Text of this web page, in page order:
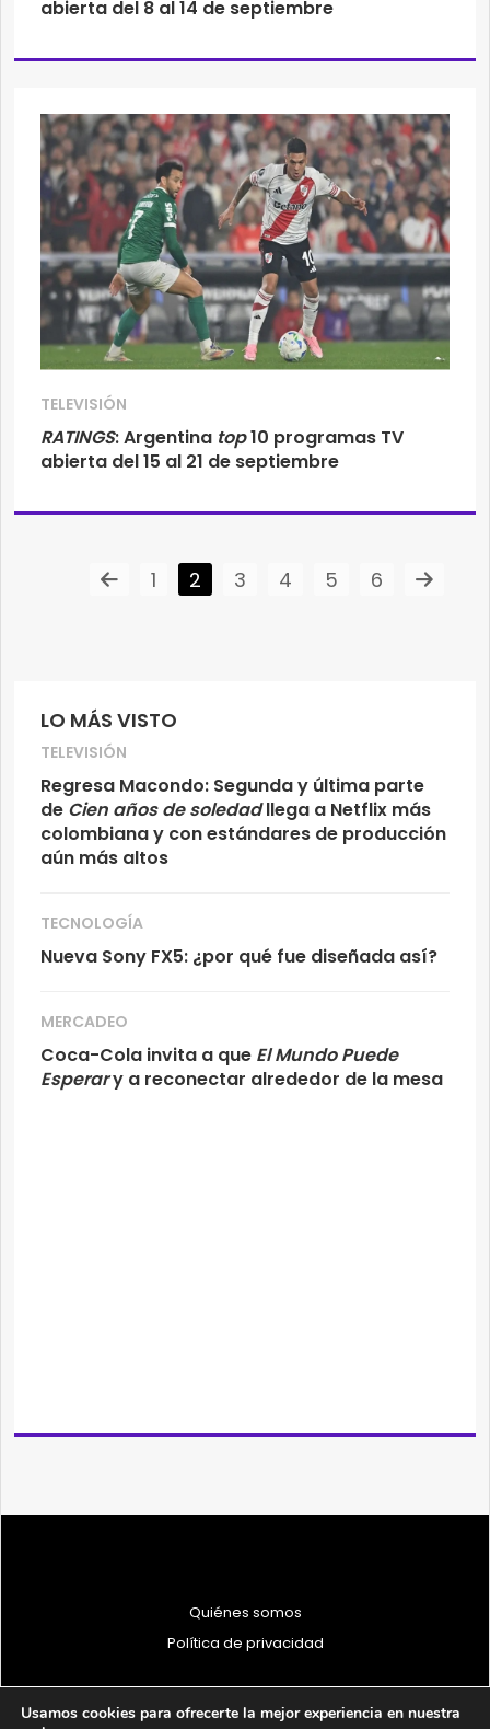
LO MÁS VISTO
TELEVISIÓN
Regresa Macondo: Segunda y última parte
de Cien años de soledadllega a Netflix más
colombiana y con estándares de producción
aún más altos
TECNOLOGÍA
Nueva Sony FX5: ¿por qué fue diseñada así?
MERCADEO
Coca-Cola invita a que El Mundo Puede
Esperary a reconectar alrededor de la mesa
abierta del 8 al 14 de septiembre
TELEVISIÓN
RATINGS: Argentina top10 programas TV
abierta del 15 al 21 de septiembre
1 2 3 4 5 6
Quiénes somos
Política de privacidad
Usamos cookies para ofrecerte la mejor experiencia en nuestra